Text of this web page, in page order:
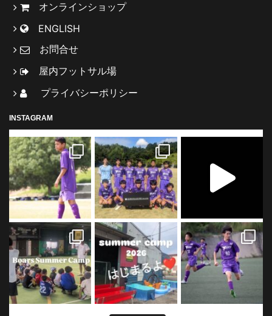
オンラインショップ
ENGLISH
お問合せ
屋内フットサル場
プライバシーポリシー
INSTAGRAM